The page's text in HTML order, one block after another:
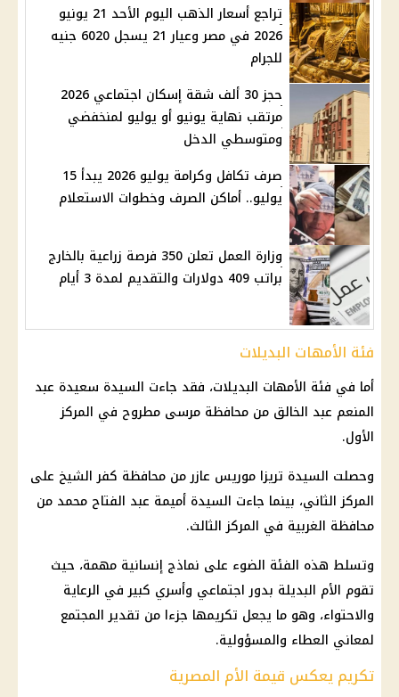
تراجع أسعار الذهب اليوم الأحد 21 يونيو
2026 في مصر وعيار 21 يسجل 6020 جنيه
للجرام
حجز 30 ألف شقة إسكان اجتماعي 2026
مرتقب نهاية يونيو أو يوليو لمنخفضي
ومتوسطي الدخل
صرف تكافل وكرامة يوليو 2026 يبدأ 15
يوليو.. أماكن الصرف وخطوات الاستعلام
وزارة العمل تعلن 350 فرصة زراعية بالخارج
براتب 409 دولارات والتقديم لمدة 3 أيام
فئة الأمهات البديلات
أما في فئة الأمهات البديلات، فقد جاءت السيدة سعيدة عبد
المنعم عبد الخالق من محافظة مرسى مطروح في المركز
الأول.
وحصلت السيدة تريزا موريس عازر من محافظة كفر الشيخ على
المركز الثاني، بينما جاءت السيدة أميمة عبد الفتاح محمد من
محافظة الغربية في المركز الثالث.
وتسلط هذه الفئة الضوء على نماذج إنسانية مهمة، حيث
تقوم الأم البديلة بدور اجتماعي وأسري كبير في الرعاية
والاحتواء، وهو ما يجعل تكريمها جزءا من تقدير المجتمع
لمعاني العطاء والمسؤولية.
تكريم يعكس قيمة الأم المصرية